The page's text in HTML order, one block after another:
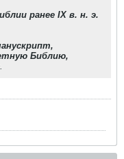
ранее IX в. н. э.
Библию,
.